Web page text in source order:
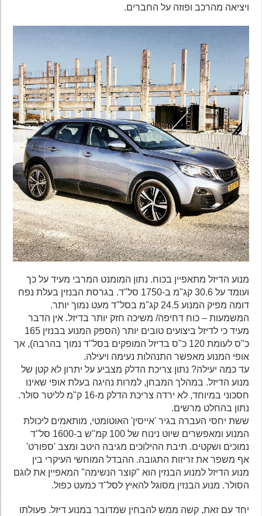
ויציאה מהרכב ופוזה על החברים.
מנוע הדיזל מתאפיין בכוח. נתון המומנט המרבי מעיד על כך
ועומד על 30.6 קג"מ ב-1750 סל"ד. בגרסת הבנזין בעלת נפח
דומה מפיק המנוע 24.5 קג"מ בסל"ד מעט נמוך יותר.
המשמעות – כוח דחיפה/ משיכה חזק יותר בדיזל. אין הדבר
מעיד כי לדיזל ביצועים טובים יותר (הספק המנוע בבנזין 165
כ"ס לעומת 120 כ"ס בדיזל המופקים בסל"ד נמוך בהרבה), אך
אופי המנוע מאפשר התנהלות נעימה ויעילה.
עד כמה יעילה? נתון צריכת הדלק מצביע על יתרון לא קטן של
מנוע הדיזל. במהלך המבחן, למרות נהיגה בעלת אופי שאינו
חסכוני במיוחד, לא ירדה צריכת הדלק מ-16 ק"מ לליטר סולר.
נתון בהחלט מרשים.
ששת יחסי העברה בגיר 'אייסין' האוטומטי, מותאמים ליכולת
המנוע ומאפשרים שיוט נינוח של 100 קמ"ש ב-1600 סל"ד
נמוכים ושקטים. תיבת ההילוכים מגיבה היטב ומצב 'ספורט'
אף משפר את זריזות התגובה. ההבדל המוחשי העיקרי בין
מנוע הדיזל למנוע הבנזין הוא "קוצר הנשימה" המאפיין את לוגם
הסולר. מנוע הבנזין מסוגל להאיץ לסל"ד כמעט כפול.
יחד עם זאת, קשה ממש להבחין שמדובר במנוע דיזל. פעולתו